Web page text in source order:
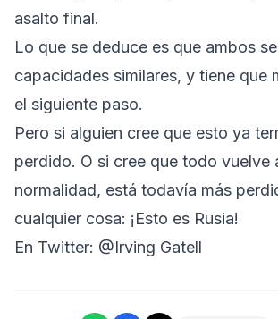
asalto final.
Lo que se deduce es que ambos
capacidades similares, y tiene que
el siguiente paso.
Pero si alguien cree que esto ya
perdido. O si cree que todo vuelve
normalidad, está todavía más
cualquier cosa: ¡Esto es Rusia!
En Twitter: @Irving Gatell